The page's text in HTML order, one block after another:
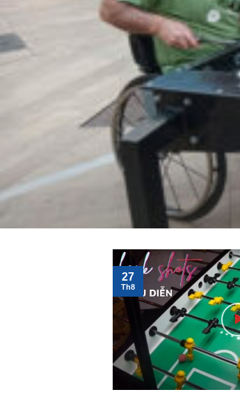
27
Th8